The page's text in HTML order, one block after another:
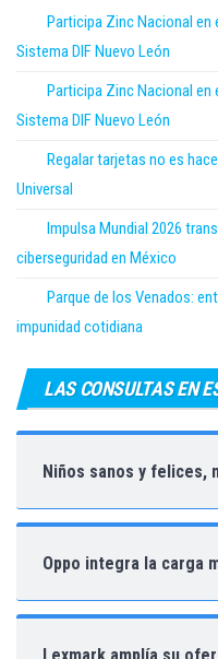
Participa Zinc Nacional en
Sistema DIF Nuevo León
Participa Zinc Nacional en
Sistema DIF Nuevo León
Regalar tarjetas no es
Universal
Impulsa Mundial 2026
ciberseguridad en México
Parque de los Venados:
impunidad cotidiana
LAS CONSULTAS EN
Niños sanos y felices,
Oppo integra la carga